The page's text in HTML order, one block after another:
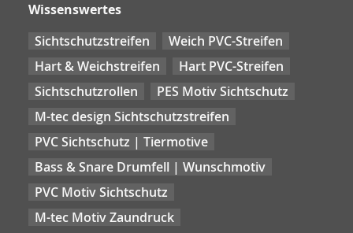
Wissenswertes
Sichtschutzstreifen
Weich PVC-Streifen
Hart & Weichstreifen
Hart PVC-Streifen
Sichtschutzrollen
PES Motiv Sichtschutz
M-tec design Sichtschutzstreifen
PVC Sichtschutz | Tiermotive
Bass & Snare Drumfell | Wunschmotiv
PVC Motiv Sichtschutz
M-tec Motiv Zaundruck